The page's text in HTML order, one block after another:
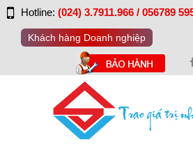
Hotline: (024) 3.7911.966 / 056789
Khách hàng Doanh nghiệp